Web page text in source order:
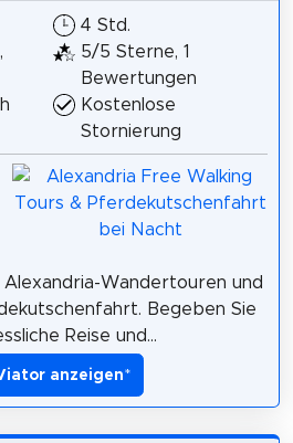
4 Std.
5/5 Sterne, 1
Bewertungen
Kostenlose
Stornierung
Wandertouren und
Begeben Sie
Reise und...
anzeigen*